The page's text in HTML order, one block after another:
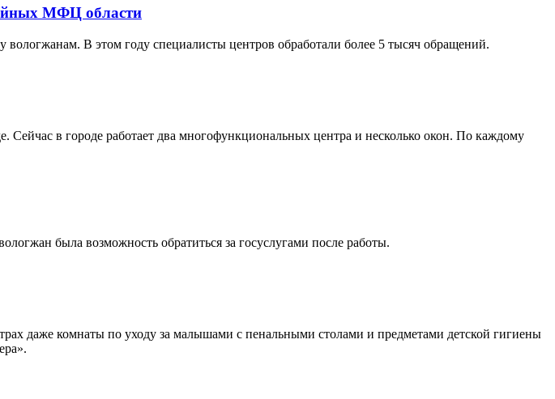
МФЦ области
В этом году специалисты центров обработали более 5 тысяч обращений.
в городе работает два многофункциональных центра и несколько окон. По каждому
была возможность обратиться за госуслугами после работы.
даже комнаты по уходу за малышами с пенальными столами и предметами детской гигиены